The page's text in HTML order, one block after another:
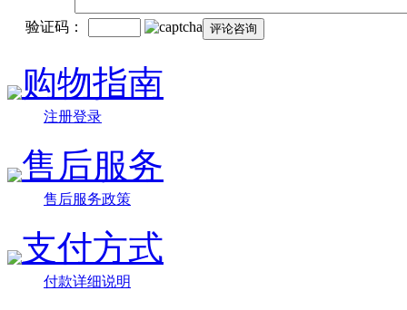
验证码：
购物指南
注册登录
售后服务
售后服务政策
支付方式
付款详细说明